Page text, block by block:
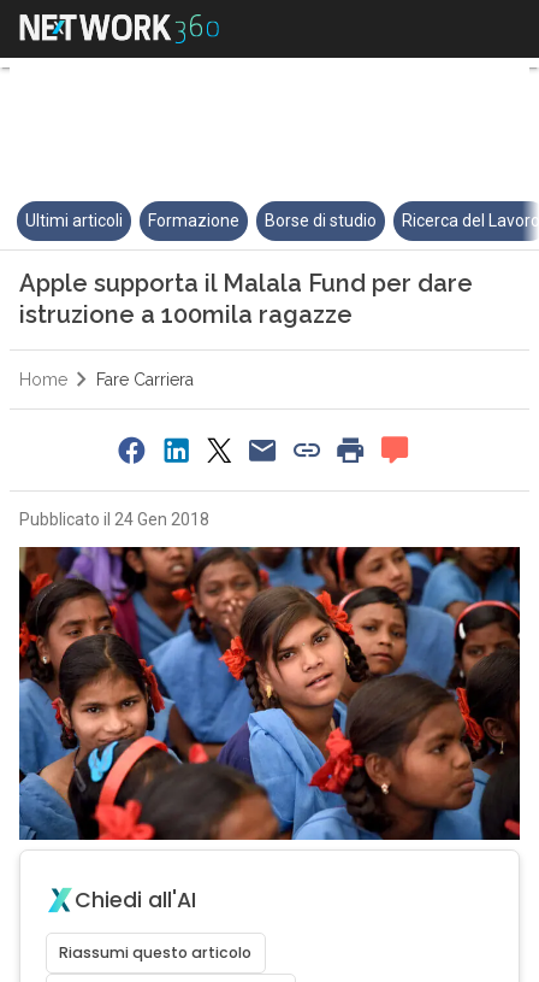
Apple supporta il Malala Fund
Ultimi articoli Formazione Borse di studio Ricerca del
Apple supporta il Malala Fund per dare
istruzione a 100mila ragazze
Home Fare Carriera
Pubblicato il 24 Gen 2018
Chiedi all'AI
Riassumi questo articolo